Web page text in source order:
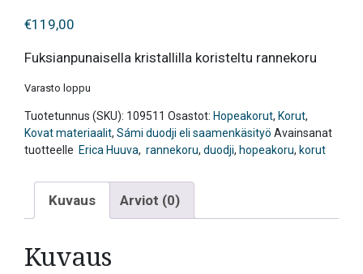
€119,00
Fuksianpunaisella kristallilla koristeltu rannekoru
Varasto loppu
Tuotetunnus (SKU): 109511 Osastot: Hopeakorut, Korut,
Kovat materiaalit, Sámi duodji eli saamenkäsityö Avainsanat
tuotteelle Erica Huuva, rannekoru, duodji, hopeakoru, korut
Kuvaus Arviot (0)
Kuvaus